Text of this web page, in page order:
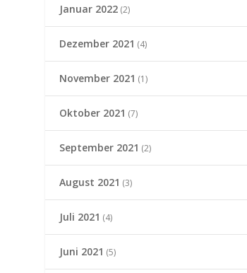
Januar 2022(2)
Dezember 2021 (4)
November 2021 (1)
Oktober 2021 (7)
September 2021 (2)
August 2021 (3)
Juli 2021 (4)
Juni 2021 (5)